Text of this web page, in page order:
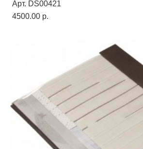
Арт. DS00421
4500.00 p.